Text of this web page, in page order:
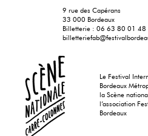
9 rue des Capérans
33 000 Bordeaux
Billetterie : 06 63 80 01 48
Le Festival
Bordeaux
la Scène
l’association
Bordeaux